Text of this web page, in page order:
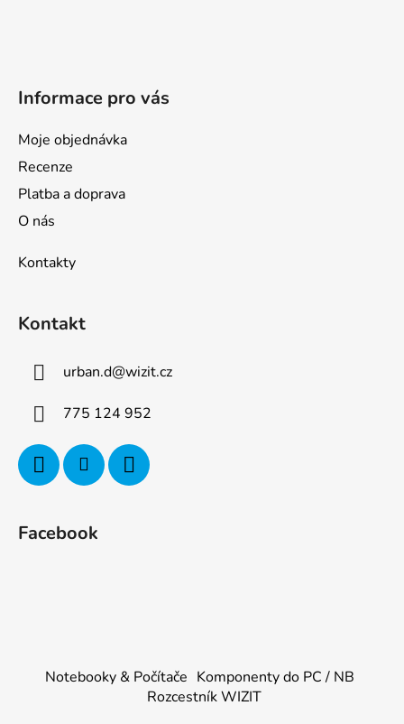
Informace pro vás
Moje objednávka
Recenze
Platba a doprava
O nás
Kontakty
Kontakt
urban.d@wizit.cz
775 124 952
Facebook
Notebooky & Počítače Komponenty do PC / NB
Rozcestník WIZIT